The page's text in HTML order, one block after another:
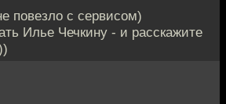
повезло с сервисом)
Илье Чечкину - и расскажите